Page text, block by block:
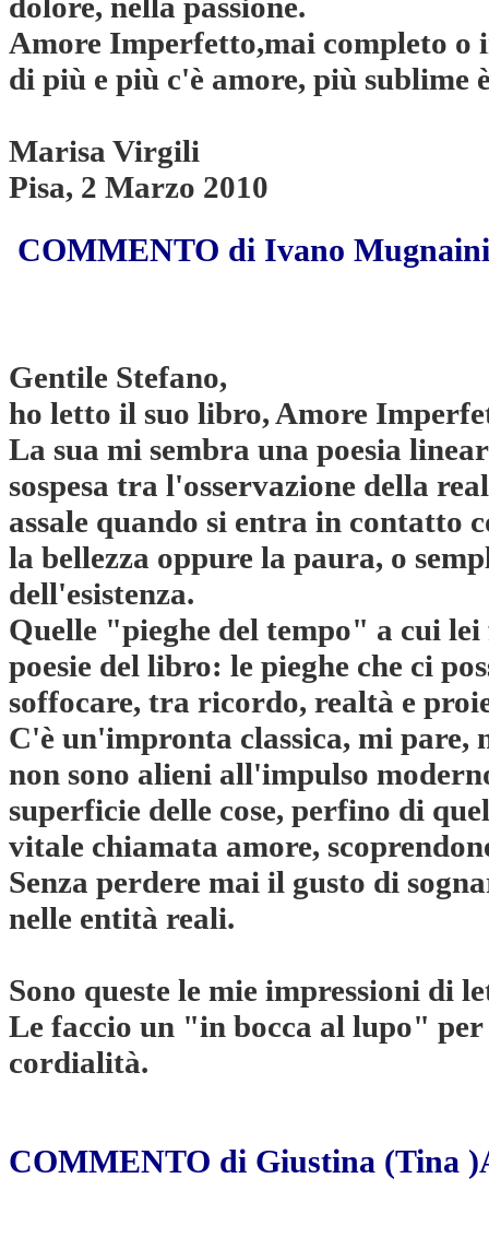
Amore Imperfetto,mai completo o
di più e più c'è amore, più sublime
Marisa Virgili
Pisa, 2 Marzo 2010
COMMENTO di Ivano Mugnaini
Gentile Stefano,
ho letto il suo libro, Amore
La sua mi sembra una poesia
sospesa tra l'osservazione della
assale quando si entra in contatto
la bellezza oppure la paura, o
dell'esistenza.
Quelle "pieghe del tempo" a cui lei
poesie del libro: le pieghe che ci
soffocare, tra ricordo, realtà e
C'è un'impronta classica, mi pare,
non sono alieni all'impulso
superficie delle cose, perfino di
vitale chiamata amore,
Senza perdere mai il gusto di
nelle entità reali.
Sono queste le mie impressioni di
Le faccio un "in bocca al lupo"
cordialità.
COMMENTO di Giustina (Tina